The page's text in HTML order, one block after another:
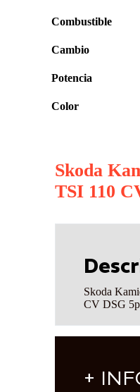
Combustible
Cambio
Potencia
Color
Skoda
TSI 110
Skoda
CV DSG 5p
+